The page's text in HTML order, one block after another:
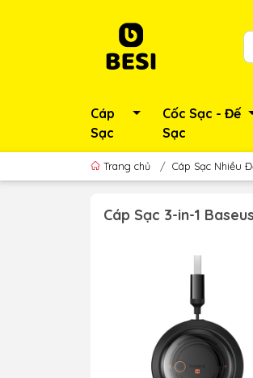
Cáp
Sạc
Cốc Sạc - Đế
Sạc
Trang chủ / Cáp Sạc Nhiều
Cáp Sạc 3-in-1